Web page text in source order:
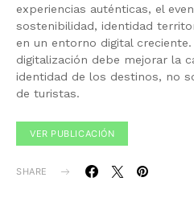
experiencias auténticas, el
sostenibilidad, identidad
en un entorno digital creciente.
digitalización debe mejorar la
identidad de los destinos, no
de turistas.
VER PUBLICACIÓN
SHARE